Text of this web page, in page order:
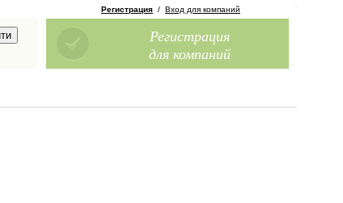
Регистрация / Вход для компаний
Регистрация
для компаний